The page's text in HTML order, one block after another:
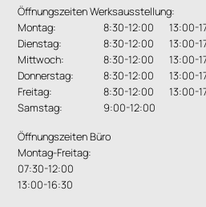
Öffnungszeiten Werksausstellung:
Montag:
8:30-12:00 13:00-
Dienstag:
8:30-12:00 13:00-
Mittwoch:
8:30-12:00 13:00-
Donnerstag:
8:30-12:00 13:00-
Freitag:
8:30-12:00 13:00-
Samstag:
9:00-12:00
Öffnungszeiten Büro
Montag-Freitag:
07:30-12:00
13:00-16:30